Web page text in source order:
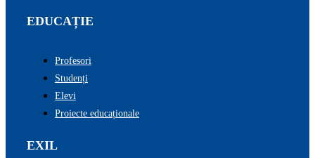
EDUCAȚIE
Profesori
Studenți
Elevi
Proiecte educaționale
EXIL